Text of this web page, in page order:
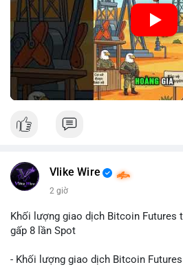
🎥 Xem video trực tiếp tại:
Nguồn: Cú Thông Thái
Vlike Wire
2 giờ
Khối lượng giao dịch Bitcoin Futures
gấp 8 lần Spot
- Khối lượng giao dịch Bitcoin